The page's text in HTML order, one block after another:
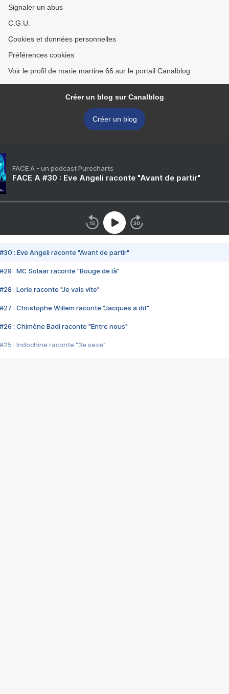
Signaler un abus
C.G.U.
Cookies et données personnelles
Préférences cookies
Voir le profil de marie martine 66 sur le portail Canalblog
Créer un blog sur Canalblog
Créer un blog
FACE A - un podcast Purecharts
FACE A #30 : Eve Angeli raconte "Avant de partir"
#30 : Eve Angeli raconte "Avant de partir"
#29 : MC Solaar raconte "Bouge de là"
#28 : Lorie raconte "Je vais vite"
#27 : Christophe Willem raconte "Jacques a dit"
#26 : Chimène Badi raconte "Entre nous"
#25 : Indochine raconte "3e sexe"